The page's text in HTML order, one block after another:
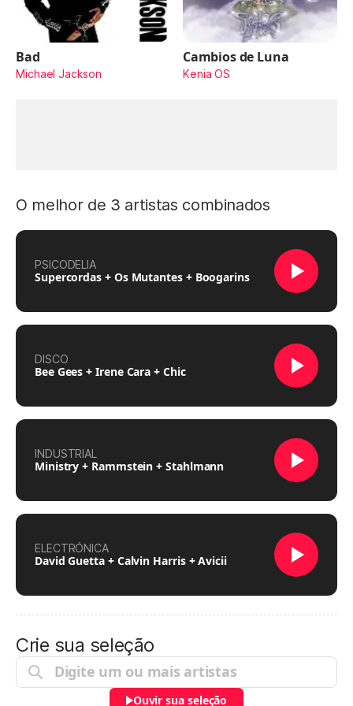
Bad
Michael Jackson
Cambios de Luna
Kenia OS
O melhor de 3 artistas combinados
PSICODELIA
Supercordas + Os Mutantes + Boogarins
DISCO
Bee Gees + Irene Cara + Chic
INDUSTRIAL
Ministry + Rammstein + Stahlmann
ELECTRÓNICA
David Guetta + Calvin Harris + Avicii
Crie sua seleção
Ouvir sua seleção